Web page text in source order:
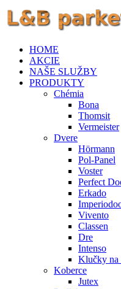
HOME
AKCIE
NAŠE SLUŽBY
PRODUKTY
Chémia
Bona
Thomsit
Vermeister
Dvere
Hörmann
Pol-Panel
Voster
Perfect
Erkado
Vivento
Classen
Dre
Intenso
Klučky na
Koberce
Jutex